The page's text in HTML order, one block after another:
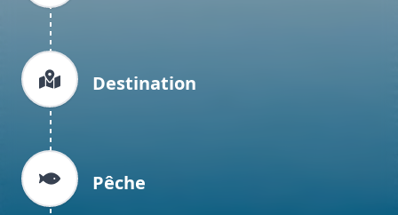
Destination
Pêche